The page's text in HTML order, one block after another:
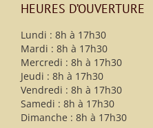
HEURES D’OUVERTURE
Lundi : 8h à 17h30
Mardi : 8h à 17h30
Mercredi : 8h à 17h30
Jeudi : 8h à 17h30
Vendredi : 8h à 17h30
Samedi : 8h à 17h30
Dimanche : 8h à 17h30